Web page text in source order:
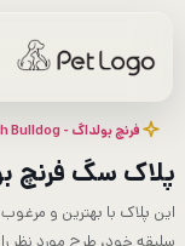
فرنچ بولداگ - French Bulldog​
پلاک سگ فرنچ
این پلاک با بهترین و